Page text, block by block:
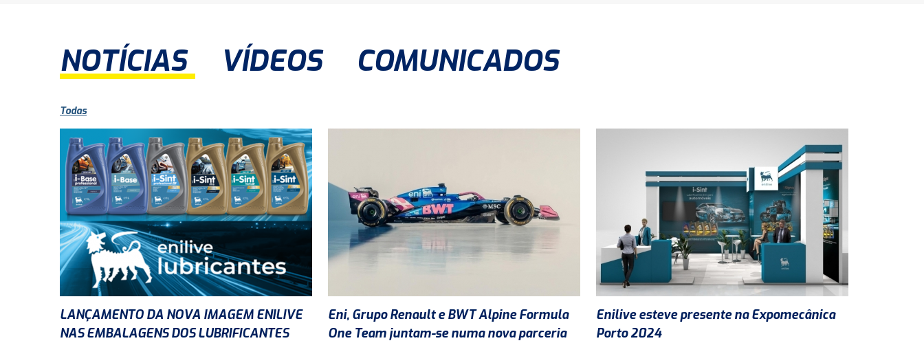
NOTÍCIAS VÍDEOS COMUNICADOS
Todas
LANÇAMENTO DA NOVA IMAGEM ENILIVE
NAS EMBALAGENS DOS LUBRIFICANTES
Eni, Grupo Renault e BWT Alpine Formula
One Team juntam-se numa nova parceria
Enilive esteve presente na Expomecânica
Porto 2024